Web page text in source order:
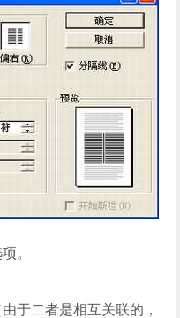
。
于二者是相互关联的，